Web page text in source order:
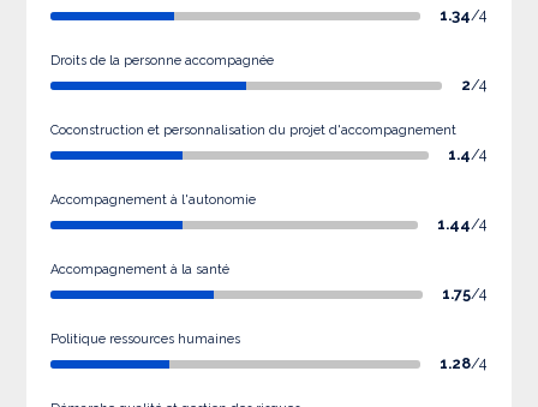
1.34/4
Droits de la personne accompagnée
2/4
Coconstruction et personnalisation du projet d'accompagnement
1.4/4
Accompagnement à l'autonomie
1.44/4
Accompagnement à la santé
1.75/4
Politique ressources humaines
1.28/4